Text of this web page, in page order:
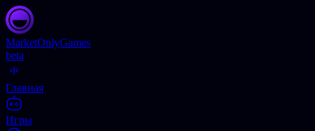
MarketOnlyGames
beta
Главная
Игры